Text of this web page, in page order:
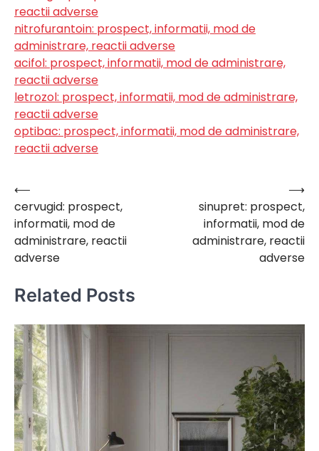
reactii adverse
nitrofurantoin: prospect, informatii, mod de
administrare, reactii adverse
acifol: prospect, informatii, mod de administrare,
reactii adverse
letrozol: prospect, informatii, mod de administrare,
reactii adverse
optibac: prospect, informatii, mod de administrare,
reactii adverse
Navigare
în
articole
⟵
cervugid: prospect,
informatii, mod de
administrare, reactii
adverse
sinupret: prospect,
informatii, mod de
administrare, reactii
adverse
⟶
Related Posts